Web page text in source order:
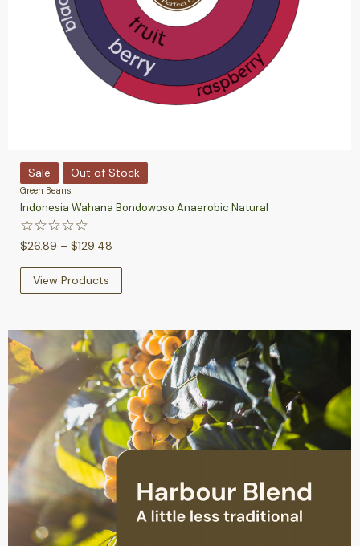
Sale Out of Stock
Green Beans
Indonesia Wahana Bondowoso Anaerobic Natural
☆☆☆☆☆
$26.89 – $129.48
View Products